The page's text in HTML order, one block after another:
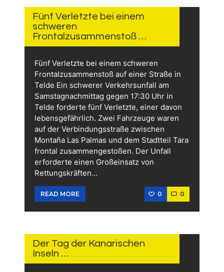
2026
Fünf Verletzte bei einem
schweren
Frontalzusammenstoß …
Fünf Verletzte bei einem schweren
Frontalzusammenstoß auf einer Straße in
Telde Ein schwerer Verkehrsunfall am
Samstagnachmittag gegen 17:30 Uhr in
Telde forderte fünf Verletzte, einer davon
lebensgefährlich. Zwei Fahrzeuge waren
auf der Verbindungsstraße zwischen
Montaña Las Palmas und dem Stadtteil Tara
frontal zusammengestoßen. Der Unfall
erforderte einen Großeinsatz von
Rettungskräften…
READ MORE 0 0
Der Tag der Kanarischen
Inseln …